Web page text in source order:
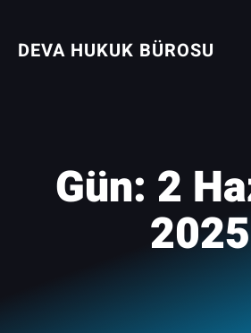
DEVA HUKUK BÜROSU
Gün: 2
2025